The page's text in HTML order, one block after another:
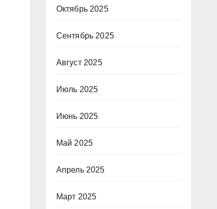
Октябрь 2025
Сентябрь 2025
Август 2025
Июль 2025
Июнь 2025
Май 2025
Апрель 2025
Март 2025